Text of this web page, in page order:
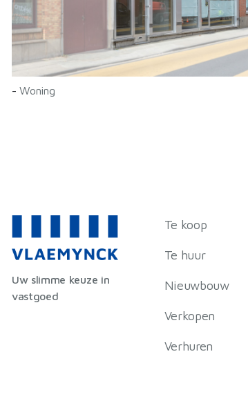
-Woning
Uw slimme keuze in
vastgoed
Te koop
Te huur
Nieuwbouw
Verkopen
Verhuren